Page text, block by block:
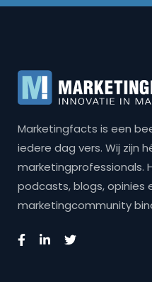
Marketingfacts is een
iedere dag vers. Wij zijn
marketingprofessionals.
podcasts, blogs, opinies
marketingcommunity